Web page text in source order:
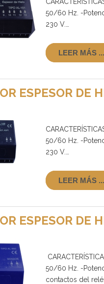
50/60 Hz. -
230 V.…
LEER MÁS ...
ESPESOR DE
50/60 Hz. -
230 V.…
LEER MÁS ...
ESPESOR DE
50/60 Hz. -
contactos del relé: